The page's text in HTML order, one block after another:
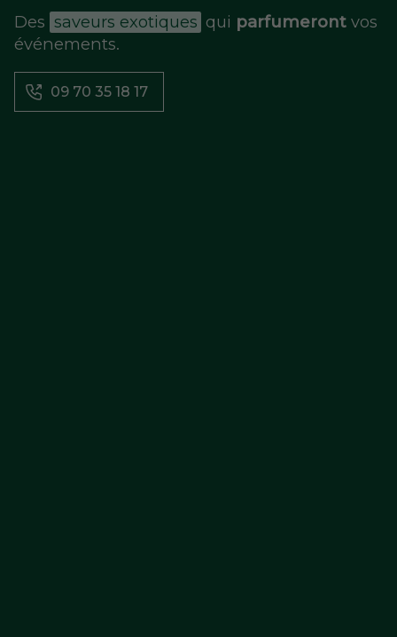
Des saveurs exotiques qui parfumeront vos
événements.
09 70 35 18 17